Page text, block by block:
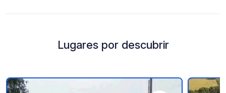
Lugares por descubrir